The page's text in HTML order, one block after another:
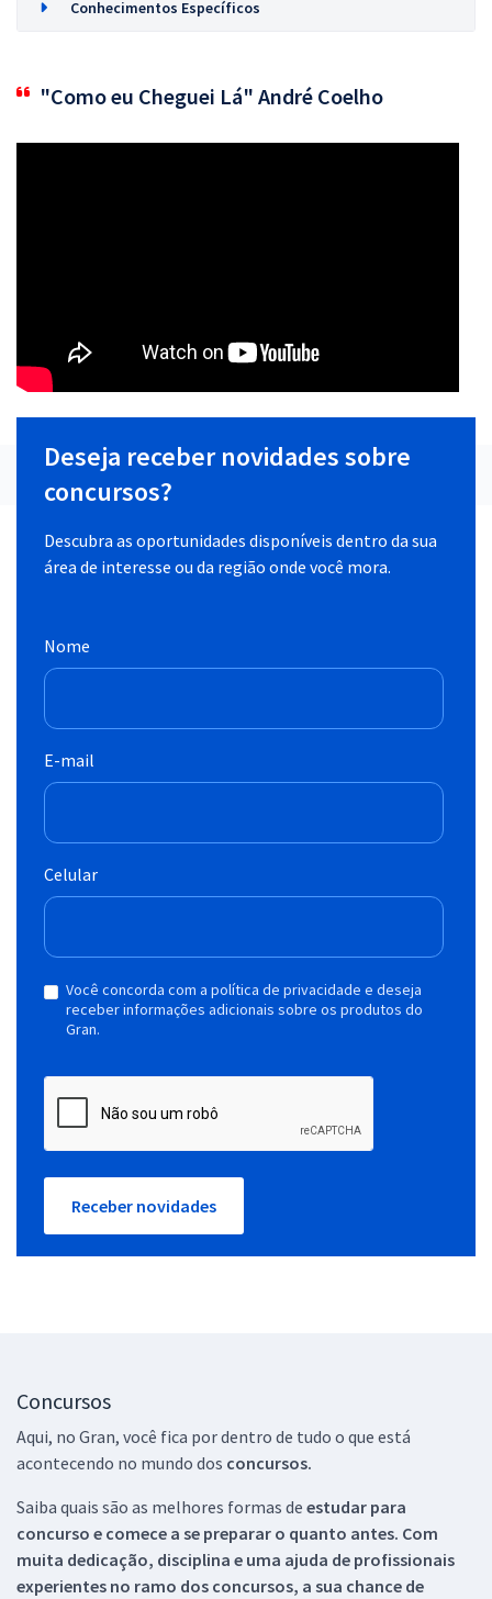
Conhecimentos Específicos
"Como eu Cheguei Lá" André Coelho
Deseja receber novidades sobre
concursos?
Descubra as oportunidades disponíveis dentro da sua
área de interesse ou da região onde você mora.
Nome
E-mail
Celular
Você concorda com a política de privacidade e deseja
receber informações adicionais sobre os produtos do
Gran.
Receber novidades
Concursos
Aqui, no Gran, você fica por dentro de tudo o que está
acontecendo no mundo dos concursos.
Saiba quais são as melhores formas de estudar para
concurso e comece a se preparar o quanto antes. Com
muita dedicação, disciplina e uma ajuda de profissionais
experientes no ramo dos concursos, a sua chance de